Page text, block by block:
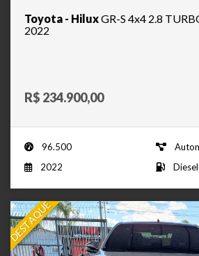
Toyota - HiluxGR-S 4x4 2.8
2022
R$ 234.900,00
96.500
2022
Diesel
DESTAQUE